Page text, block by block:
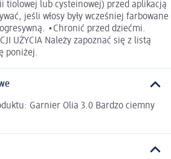
tiolowej lub cysteinowej) przed aplikacją
jeśli włosy były wcześniej farbowane
•Chronić przed dziećmi.
UŻYCIA Należy zapoznać się z listą
poniżej.
Garnier Olia 3.0 Bardzo ciemny